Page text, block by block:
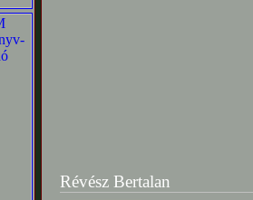
Révész Bertalan